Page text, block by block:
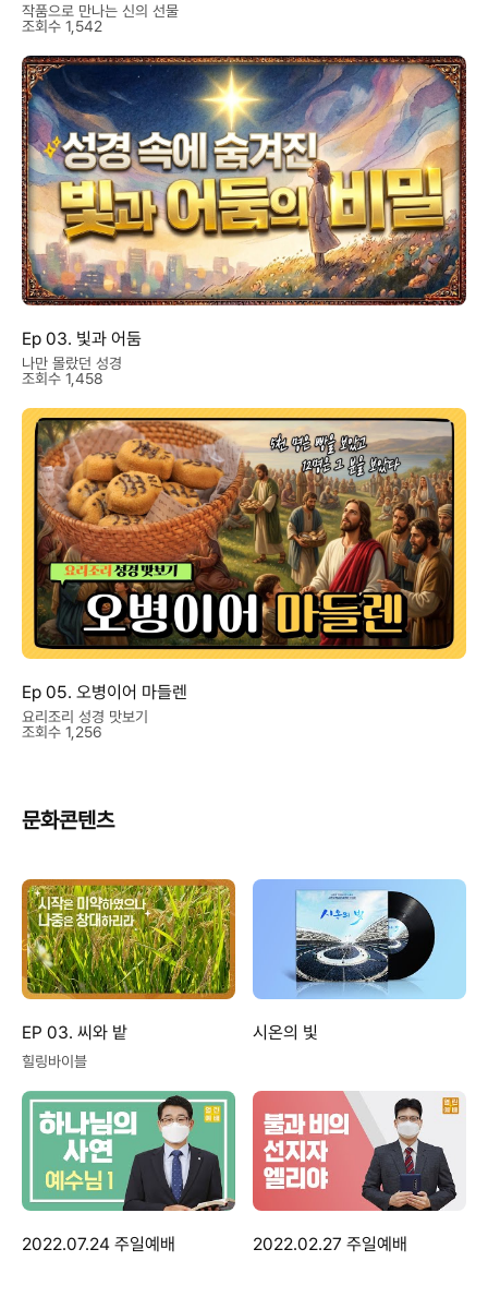
작품으로 만나는 신의 선물
조회수 1,542
Ep 03. 빛과 어둠
나만 몰랐던 성경
조회수 1,458
Ep 05. 오병이어 마들렌
요리조리 성경 맛보기
조회수 1,256
문화콘텐츠
EP 03. 씨와 밭
힐링바이블
시온의 빛
2022.07.24 주일예배 2022.02.27 주일예배